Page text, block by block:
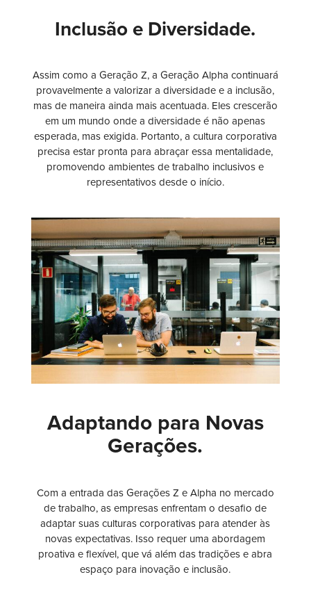
Inclusão e Diversidade.
Assim como a Geração Z, a Geração Alpha continuará
provavelmente a valorizar a diversidade e a inclusão,
mas de maneira ainda mais acentuada. Eles crescerão
em um mundo onde a diversidade é não apenas
esperada, mas exigida. Portanto, a cultura corporativa
precisa estar pronta para abraçar essa mentalidade,
promovendo ambientes de trabalho inclusivos e
representativos desde o início.
Adaptando para Novas
Gerações.
Com a entrada das Gerações Z e Alpha no mercado
de trabalho, as empresas enfrentam o desafio de
adaptar suas culturas corporativas para atender às
novas expectativas. Isso requer uma abordagem
proativa e flexível, que vá além das tradições e abra
espaço para inovação e inclusão.